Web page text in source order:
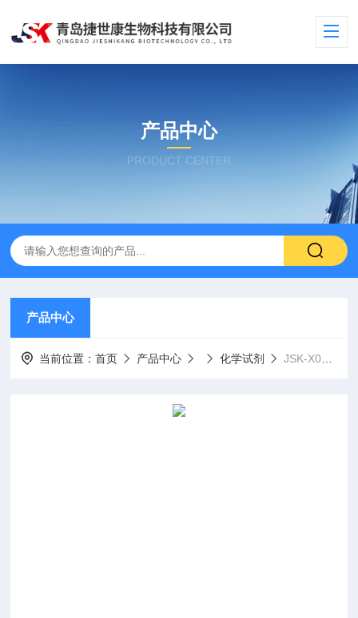
产品中心
PRODUCT CENTER
产品中心
当前位置：首页 产品中心 化学试剂 JSK-X0195134-32-7,1-萘胺试剂